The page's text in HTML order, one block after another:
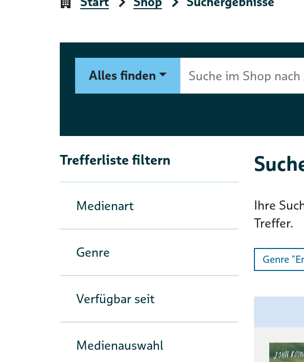
Suchformular
Alles finden
Suche im Shop nach Autor, Titel,
Trefferliste filtern
Medienart
Genre
Verfügbar seit
Medienauswahl
Ihre
Treffer.
Genre